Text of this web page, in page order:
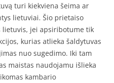
turi kiekviena šeima ar
lietuviai. Šio prietaiso
lietuvis, jei apsiribotume tik
kurias atlieka šaldytuvas
nuo sugedimo. Iki tam
maistas naudojamu išlieka
kambario